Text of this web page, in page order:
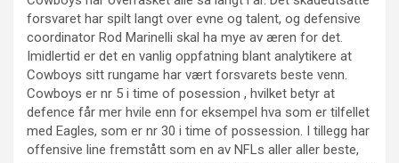
forsvaret har spilt langt over evne og talent, og defensive
coordinator Rod Marinelli skal ha mye av æren for det.
Imidlertid er det en vanlig oppfatning blant analytikere at
Cowboys sitt rungame har vært forsvarets beste venn.
Cowboys er nr 5 i time of posession , hvilket betyr at
defence får mer hvile enn for eksempel hva som er tilfellet
med Eagles, som er nr 30 i time of possession. I tillegg har
offensive line fremstått som en av NFLs aller aller beste,